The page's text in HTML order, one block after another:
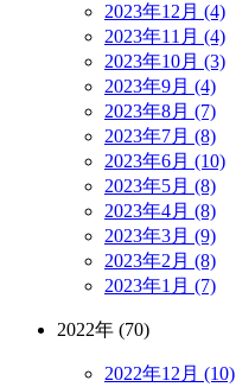
2023年12月 (4)
2023年11月 (4)
2023年10月 (3)
2023年9月 (4)
2023年8月 (7)
2023年7月 (8)
2023年6月 (10)
2023年5月 (8)
2023年4月 (8)
2023年3月 (9)
2023年2月 (8)
2023年1月 (7)
2022年 (70)
2022年12月 (10)